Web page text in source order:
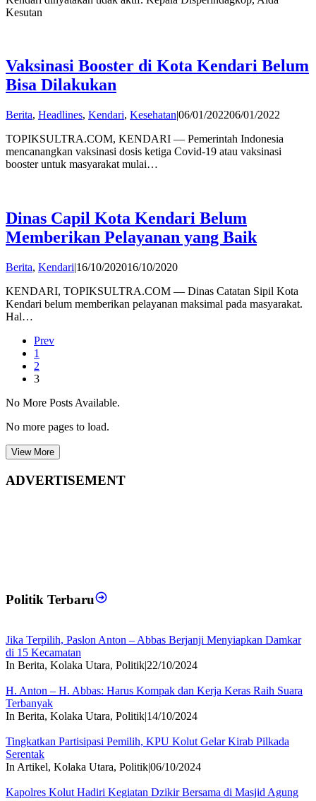
Kesutan
Vaksinasi Booster di Kota Kendari Belum
Bisa Dilakukan
Berita, Headlines, Kendari, Kesehatan|06/01/202206/01/2022
TOPIKSULTRA.COM, KENDARI — Pemerintah Indonesia
mencanangkan vaksinasi dosis ketiga Covid-19 atau vaksinasi
booster untuk masyarakat mulai…
Dinas Capil Kota Kendari Belum
Memberikan Pelayanan yang Baik
Berita, Kendari|16/10/202016/10/2020by
KENDARI, TOPIKSULTRA.COM — Dinas Catatan Sipil Kota
Kendari belum memberikan pelayanan maksimal pada masyarakat.
Hal…
Prev
1
2
3
No More Posts Available.
No more pages to load.
View More
ADVERTISEMENT
Politik Terbaru
Jika Terpilih, Paslon Anton – Abbas Berjanji Menyiapkan Damkar
di 15 Kecamatan
In Berita, Kolaka Utara, Politik|22/10/2024
H. Anton – H. Abbas: Harus Kompak dan Kerja Keras Raih Suara
Terbanyak
In Berita, Kolaka Utara, Politik|14/10/2024
Tingkatkan Partisipasi Pemilih, KPU Kolut Gelar Kirab Pilkada
Serentak
In Artikel, Kolaka Utara, Politik|06/10/2024
Kapolres Kolut Hadiri Kegiatan Dzikir Bersama di Masjid Agung